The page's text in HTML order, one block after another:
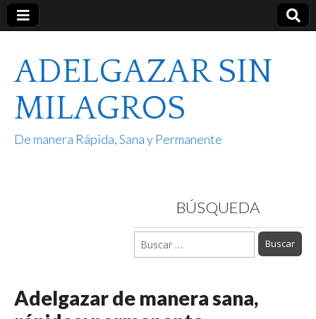
ADELGAZAR SIN
MILAGROS
De manera Rápida, Sana y Permanente
BÚSQUEDA
Buscar:
Adelgazar de manera sana,